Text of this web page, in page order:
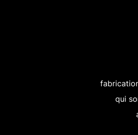
qui